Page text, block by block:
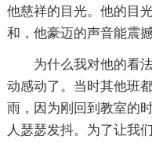
他慈祥的目光。他的目
和，他豪迈的声音能震撼
为什么我对他的看
动感动了。当时其他班
雨，因为刚回到教室的
人瑟瑟发抖。为了让我